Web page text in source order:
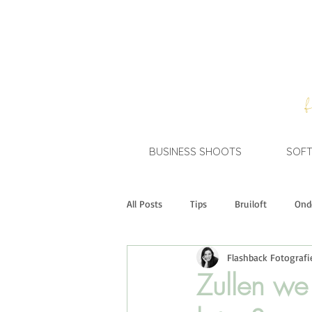
BUSINESS SHOOTS
All Posts Tips Bruiloft
Short Stories A Brand New You
Zullen
Flashback